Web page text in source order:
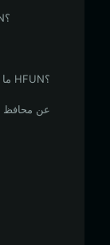
لماذا تختار محفظة Bitget لـ HFUN؟
ما الذي يمكنك فعله باستخدام محفظة HFUN؟